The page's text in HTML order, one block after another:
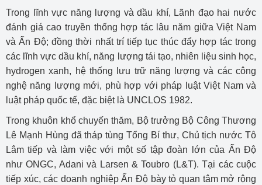
Trong lĩnh vực năng lượng và dầu khí, Lãnh đạo hai nước
đánh giá cao truyền thống hợp tác lâu năm giữa Việt Nam
và Ấn Độ; đồng thời nhất trí tiếp tục thúc đẩy hợp tác trong
các lĩnh vực dầu khí, năng lượng tái tạo, nhiên liệu sinh học,
hydrogen xanh, hệ thống lưu trữ năng lượng và các công
nghệ năng lượng mới, phù hợp với pháp luật Việt Nam và
luật pháp quốc tế, đặc biệt là UNCLOS 1982.
Trong khuôn khổ chuyến thăm, Bộ trưởng Bộ Công Thương
Lê Mạnh Hùng đã tháp tùng Tổng Bí thư, Chủ tịch nước Tô
Lâm tiếp và làm việc với một số tập đoàn lớn của Ấn Độ
như ONGC, Adani và Larsen & Toubro (L&T). Tại các cuộc
tiếp xúc, các doanh nghiệp Ấn Độ bày tỏ quan tâm mở rộng